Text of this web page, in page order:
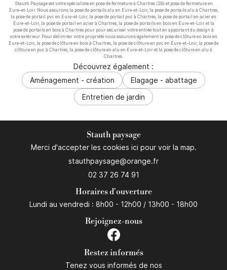
Stauth Paysage est votre spécialiste en pose de fermeture à Chartres (28) et pose de fermeture en
Eure-et-Loir. Nous assurons la pose de portails alu en Eure-et-Loir, la pose de portails alu à Chartres,
la pose de portail pvc en Eure-et-Loir, la pose de portail pvc à Chartres, la pose de portail en acier en
Eure-et-Loir, la pose de portail en acier à Chartres, la pose de portails en bois en Eure-et-Loir et la
pose de portails en bois à Chartres pour pour sécuriser votre entrée tout en apportant du design à
votre extérieur. Pour délimiter votre propriété nous assurons également la pose de clôture en bois en
Eure-et-Loir, la pose de clôture en bois à Chartres, la pose de clôture en pvc en Eure-et-Loir, la pose de
clôture en pvc à Chartres, la pose de clôture en alu en Eure-et-Loir et la pose de clôture en alu à
Chartres.
Découvrez également :
Aménagement - création
Elagage - abattage
Entretien de jardin
Stauth paysage
Merci d'accepter les cookies ici pour voir la map.
02 37 26 74 91
Horaires d'ouverture
Lundi au vendredi : 8h00 - 12h00 / 13h00 - 18h00
Rejoignez-nous
Restez informés
Tenez vous informés de nos